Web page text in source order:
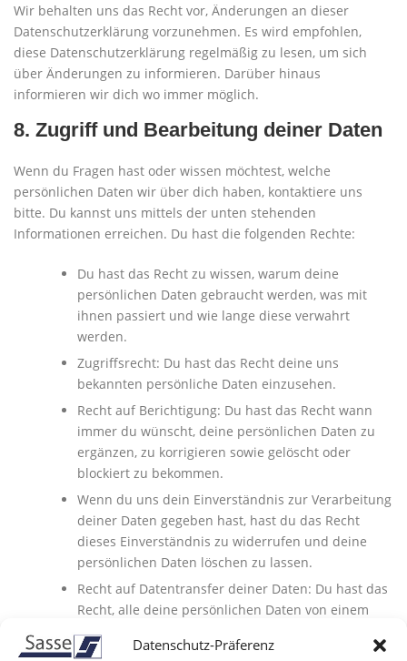
Datenschutz-Präferenz
Wir behalten uns das Recht vor, Änderungen an dieser
Datenschutzerklärung vorzunehmen. Es wird empfohlen,
diese Datenschutzerklärung regelmäßig zu lesen, um sich
über Änderungen zu informieren. Darüber hinaus
informieren wir dich wo immer möglich.
8. Zugriff und Bearbeitung deiner Daten
Wenn du Fragen hast oder wissen möchtest, welche
persönlichen Daten wir über dich haben, kontaktiere uns
bitte. Du kannst uns mittels der unten stehenden
Informationen erreichen. Du hast die folgenden Rechte:
Du hast das Recht zu wissen, warum deine
persönlichen Daten gebraucht werden, was mit
ihnen passiert und wie lange diese verwahrt
werden.
Zugriffsrecht: Du hast das Recht deine uns
bekannten persönliche Daten einzusehen.
Recht auf Berichtigung: Du hast das Recht wann
immer du wünscht, deine persönlichen Daten zu
ergänzen, zu korrigieren sowie gelöscht oder
blockiert zu bekommen.
Wenn du uns dein Einverständnis zur Verarbeitung
deiner Daten gegeben hast, hast du das Recht
dieses Einverständnis zu widerrufen und deine
persönlichen Daten löschen zu lassen.
Recht auf Datentransfer deiner Daten: Du hast das
Recht, alle deine persönlichen Daten von einem
Gesamtheit zu einem anderen Verantwortlichen zu